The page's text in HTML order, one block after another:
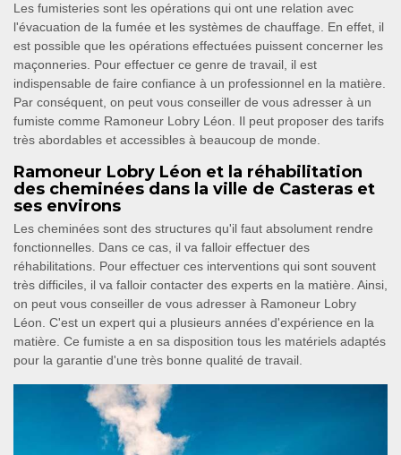
Les fumisteries sont les opérations qui ont une relation avec
l'évacuation de la fumée et les systèmes de chauffage. En effet, il
est possible que les opérations effectuées puissent concerner les
maçonneries. Pour effectuer ce genre de travail, il est
indispensable de faire confiance à un professionnel en la matière.
Par conséquent, on peut vous conseiller de vous adresser à un
fumiste comme Ramoneur Lobry Léon. Il peut proposer des tarifs
très abordables et accessibles à beaucoup de monde.
Ramoneur Lobry Léon et la réhabilitation
des cheminées dans la ville de Casteras et
ses environs
Les cheminées sont des structures qu'il faut absolument rendre
fonctionnelles. Dans ce cas, il va falloir effectuer des
réhabilitations. Pour effectuer ces interventions qui sont souvent
très difficiles, il va falloir contacter des experts en la matière. Ainsi,
on peut vous conseiller de vous adresser à Ramoneur Lobry
Léon. C'est un expert qui a plusieurs années d'expérience en la
matière. Ce fumiste a en sa disposition tous les matériels adaptés
pour la garantie d'une très bonne qualité de travail.